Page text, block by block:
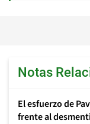
Notas
El esfuerzo de
frente al